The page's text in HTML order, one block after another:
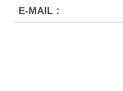
E-MAIL :